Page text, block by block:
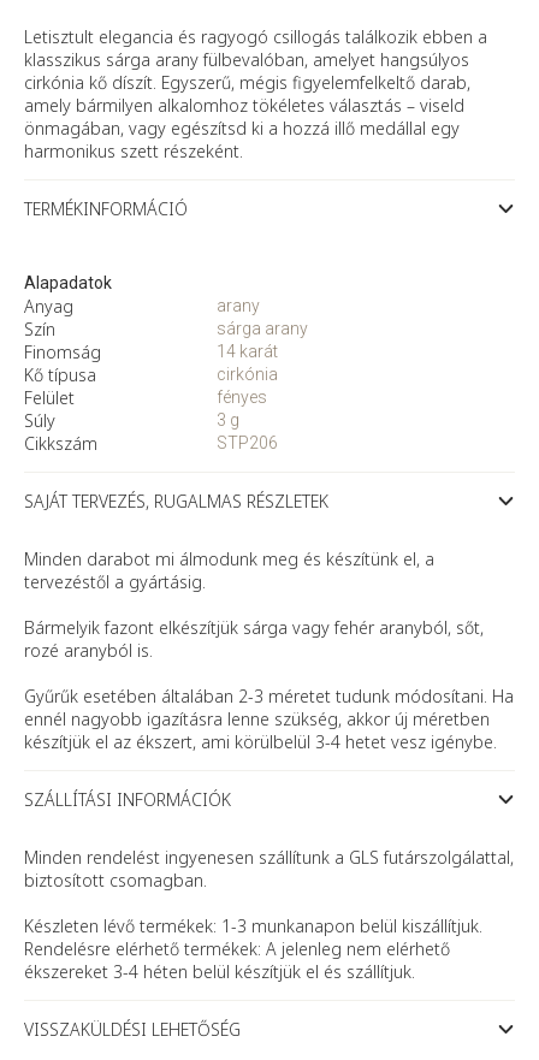
Letisztult elegancia és ragyogó csillogás találkozik ebben a
klasszikus sárga arany fülbevalóban, amelyet hangsúlyos
cirkónia kő díszít. Egyszerű, mégis figyelemfelkeltő darab,
amely bármilyen alkalomhoz tökéletes választás – viseld
önmagában, vagy egészítsd ki a hozzá illő medállal egy
harmonikus szett részeként.
TERMÉKINFORMÁCIÓ
Alapadatok
Anyag
Szín
Finomság
Kő típusa
Felület
Súly
Cikkszám
arany
sárga arany
14 karát
cirkónia
fényes
3 g
STP206
SAJÁT TERVEZÉS, RUGALMAS RÉSZLETEK
Minden darabot mi álmodunk meg és készítünk el, a
tervezéstől a gyártásig.
Bármelyik fazont elkészítjük sárga vagy fehér aranyból, sőt,
rozé aranyból is.
Gyűrűk esetében általában 2-3 méretet tudunk módosítani. Ha
ennél nagyobb igazításra lenne szükség, akkor új méretben
készítjük el az ékszert, ami körülbelül 3-4 hetet vesz igénybe.
SZÁLLÍTÁSI INFORMÁCIÓK
Minden rendelést ingyenesen szállítunk a GLS futárszolgálattal,
biztosított csomagban.
Készleten lévő termékek: 1-3 munkanapon belül kiszállítjuk.
Rendelésre elérhető termékek: A jelenleg nem elérhető
ékszereket 3-4 héten belül készítjük el és szállítjuk.
VISSZAKÜLDÉSI LEHETŐSÉG